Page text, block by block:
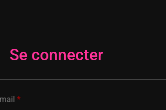
Se connecter
*